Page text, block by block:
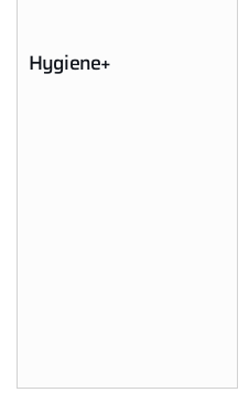
Hygiene+